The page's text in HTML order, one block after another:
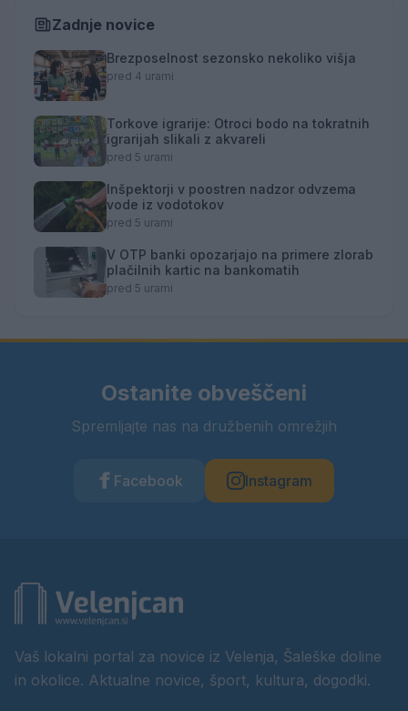
Zadnje novice
Brezposelnost sezonsko nekoliko višja
pred 4 urami
Torkove igrarije: Otroci bodo na tokratnih
igrarijah slikali z akvareli
pred 5 urami
Inšpektorji v poostren nadzor odvzema
vode iz vodotokov
pred 5 urami
V OTP banki opozarjajo na primere zlorab
plačilnih kartic na bankomatih
pred 5 urami
Ostanite obveščeni
Spremljajte nas na družbenih omrežjih
Facebook Instagram
Vaš lokalni portal za novice iz Velenja, Šaleške doline
in okolice. Aktualne novice, šport, kultura, dogodki.